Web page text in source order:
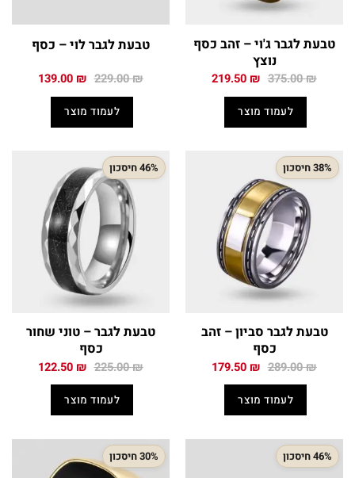
טבעת לגבר ג'וי – זהב כסף
נוצץ
375.00₪ המחיר
375.00 ₪.
219.50 ₪ המחיר
לעמוד מוצר
טבעת לגבר לוי – כסף
229.00₪ המחיר
229.00 ₪.
139.00 ₪ המחיר
לעמוד מוצר
38% חיסכון
טבעת לגבר סביון – זהב
כסף
289.00₪ המחיר
289.00 ₪.
179.50 ₪ המחיר
לעמוד מוצר
46% חיסכון
טבעת לגבר – טוני שחור
כסף
225.00₪ המחיר
225.00 ₪.
122.50 ₪ המחיר
לעמוד מוצר
46% חיסכון 30% חיסכון